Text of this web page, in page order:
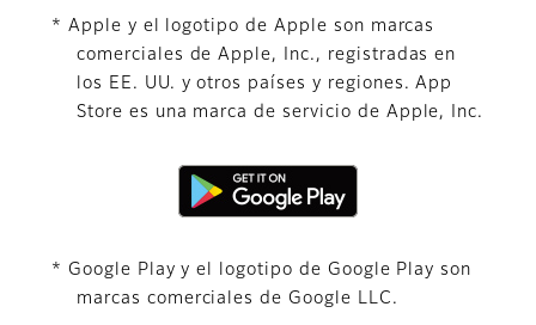
* Apple y el logotipo de Apple son marcas
comerciales de Apple, Inc., registradas en
los EE. UU. y otros países y regiones. App
Store es una marca de servicio de Apple, Inc.
* Google Play y el logotipo de Google Play son
marcas comerciales de Google LLC.